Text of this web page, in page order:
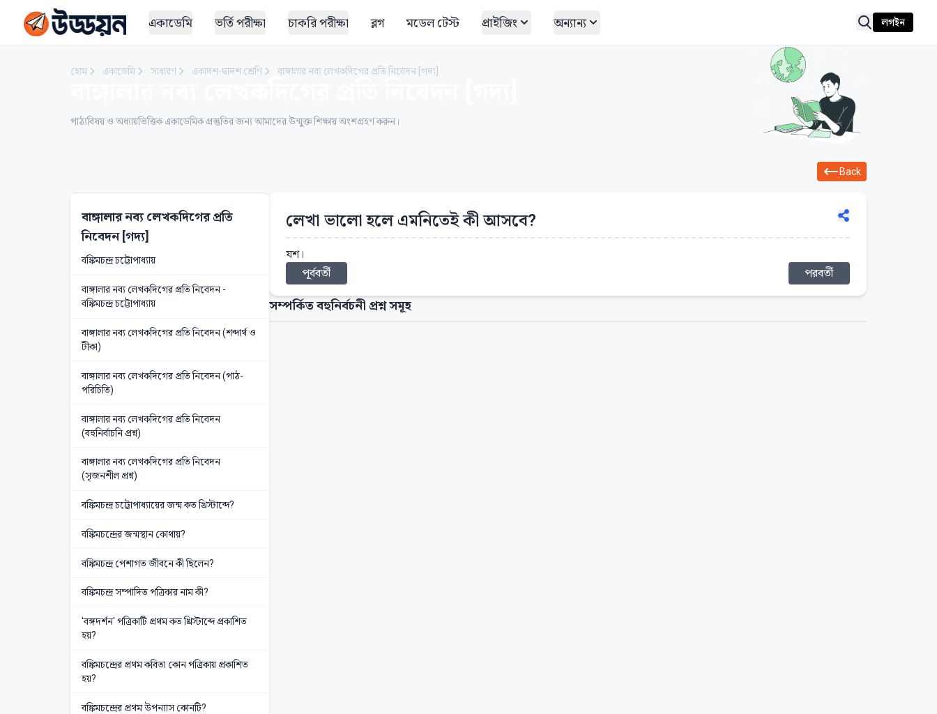
একাডেমি ভর্তি পরীক্ষা চাকরি পরীক্ষা ব্লগ মডেল টেস্ট প্রাইজিং অন্যান্য লগইন
হোম একাডেমি সাধারণ একাদশ-দ্বাদশ শ্রেণি বাঙ্গালার নব্য লেখকদিগের প্রতি নিবেদন [গদ্য]
পাঠ্যবিষয় ও অধ্যায়ভিত্তিক একাডেমিক প্রস্তুতির জন্য আমাদের উন্মুক্ত শিক্ষায় অংশগ্রহণ করুন।
Back
বাঙ্গালার নব্য লেখকদিগের প্রতি
নিবেদন [গদ্য]
বঙ্কিমচন্দ্র চট্টোপাধ্যায়
বাঙ্গালার নব্য লেখকদিগের প্রতি নিবেদন -
বঙ্কিমচন্দ্র চট্টোপাধ্যায়
বাঙ্গালার নব্য লেখকদিগের প্রতি নিবেদন (শব্দার্থ ও
টীকা)
বাঙ্গালার নব্য লেখকদিগের প্রতি নিবেদন (পাঠ-
পরিচিতি)
বাঙ্গালার নব্য লেখকদিগের প্রতি নিবেদন
(বহুনির্বাচনি প্রশ্ন)
বাঙ্গালার নব্য লেখকদিগের প্রতি নিবেদন
(সৃজনশীল প্রশ্ন)
বঙ্কিমচন্দ্র চট্টোপাধ্যায়ের জন্ম কত খ্রিস্টাব্দে?
বঙ্কিমচন্দ্রের জন্মস্থান কোথায়?
বঙ্কিমচন্দ্র পেশাগত জীবনে কী ছিলেন?
বঙ্কিমচন্দ্র সম্পাদিত পত্রিকার নাম কী?
'বঙ্গদর্শন' পত্রিকাটি প্রথম কত খ্রিস্টাব্দে প্রকাশিত
হয়?
বঙ্কিমচন্দ্রের প্রথম কবিতা কোন পত্রিকায় প্রকাশিত
হয়?
বঙ্কিমচন্দ্রের প্রথম উপন্যাস কোনটি?
লেখা ভালো হলে এমনিতেই কী আসবে?
যশ।
পূর্ববর্তী
পরবর্তী
সম্পর্কিত বহুনির্বচনী প্রশ্ন সমূহ